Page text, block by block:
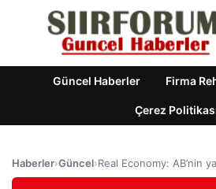
Güncel Haberler Firma
Çerez
Haberler›Güncel›Real Economy: AB’nin